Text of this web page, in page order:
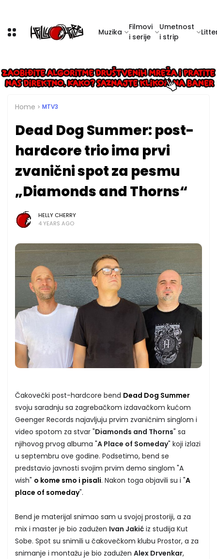
Muzika
Filmovi
i serije
Umetnost
i strip
Home MTV3
Dead Dog Summer: post-
hardcore trio ima prvi
zvanični spot za pesmu
„Diamonds and Thorns“
HELLY CHERRY
4 YEARS AGO
Čakovečki post-hardcore bend Dead Dog Summer
svoju saradnju sa zagrebačkom izdavačkom kućom
Geenger Records najavljuju prvim zvaničnim singlom i
video spotom za stvar "Diamonds and Thorns" sa
njihovog prvog albuma "A Place of Someday" koji izlazi
u septembru ove godine. Podsetimo, bend se
predstavio javnosti svojim prvim demo singlom "A
wish" o kome smo i pisali. Nakon toga objavili su i "A
place of someday".
Bend je materijal snimao sam u svojoj prostoriji, a za
mix i master je bio zadužen Ivan Jakić iz studija Kut
Sobe. Spot su snimili u čakovečkom klubu Prostor, a za
snimanje i montažu je bio zadužen Alex Drvenkar,